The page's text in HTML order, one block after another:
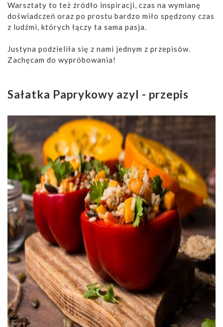
Warsztaty to też źródło inspiracji, czas na wymianę
doświadczeń oraz po prostu bardzo miło spędzony czas
z ludźmi, których łączy ta sama pasja.
Justyna podzieliła się z nami jednym z przepisów.
Zachęcam do wypróbowania!
Sałatka Paprykowy azyl - przepis